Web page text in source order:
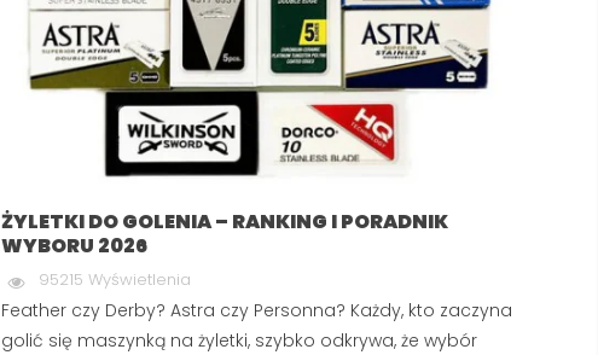
ŻYLETKI DO GOLENIA – RANKING I PORADNIK
WYBORU 2026
95215 Wyświetlenia
Feather czy Derby? Astra czy Personna? Każdy, kto zaczyna
golić się maszynką na żyletki, szybko odkrywa, że wybór